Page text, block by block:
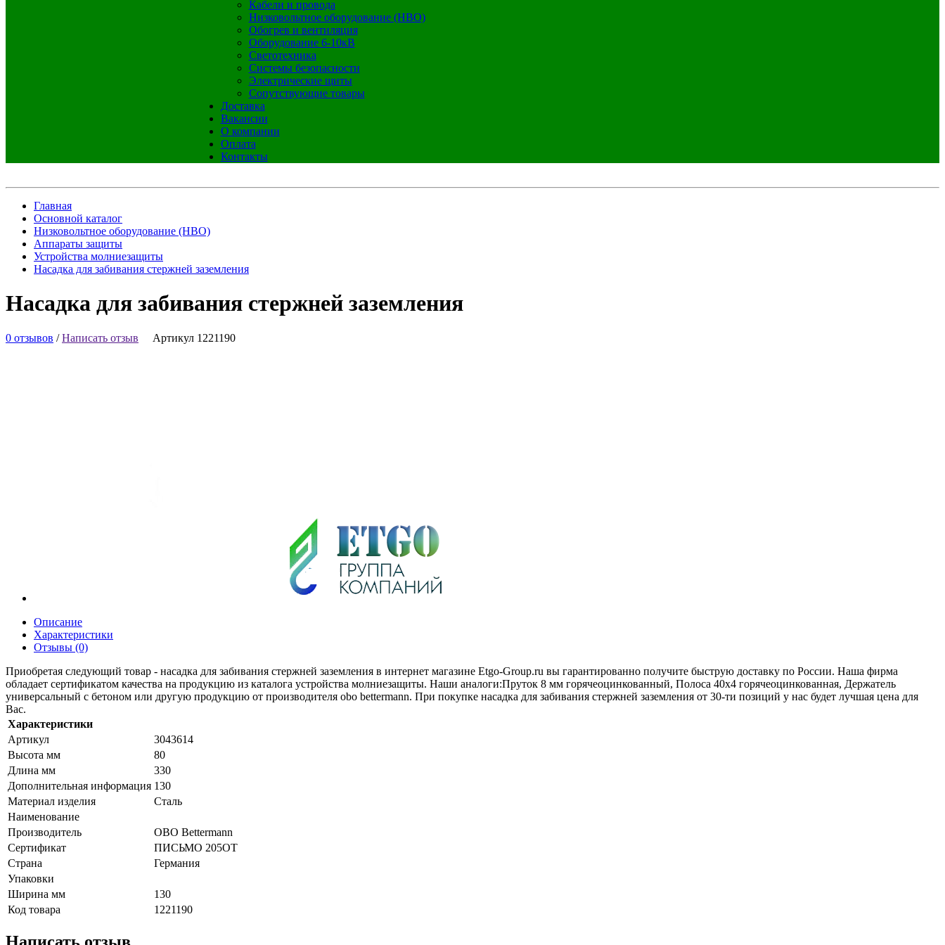
Кабели и провода
Низковольтное оборудование (НВО)
Обогрев и вентиляция
Оборудование 6-10кВ
Светотехника
Системы безопасности
Электрические щиты
Сопутствующие товары
Доставка
Вакансии
О компании
Оплата
Контакты
Главная
Основной каталог
Низковольтное оборудование (НВО)
Аппараты защиты
Устройства молниезащиты
Насадка для забивания стержней заземления
Насадка для забивания стержней заземления
0 отзывов /Написать отзыв Артикул 1221190
Описание
Характеристики
Отзывы (0)
Приобретая следующий товар - насадка для забивания стержней заземления в интернет магазине Etgo-Group.ru вы гарантированно получите быструю доставку по России. Наша фирма
обладает сертификатом качества на продукцию из каталога устройства молниезащиты. Наши аналоги:Пруток 8 мм горячеоцинкованный, Полоса 40х4 горячеоцинкованная, Держатель
универсальный с бетоном или другую продукцию от производителя obo bettermann. При покупке насадка для забивания стержней заземления от 30-ти позиций у нас будет лучшая цена для
Вас.
Характеристики
Артикул
3043614
Высота мм
80
Длина мм
330
Дополнительная информация 130
Материал изделия
Сталь
Наименование
Производитель
OBO Bettermann
Сертификат
ПИСЬМО 205OT
Страна
Германия
Упаковки
Ширина мм
130
Код товара
1221190
Написать отзыв